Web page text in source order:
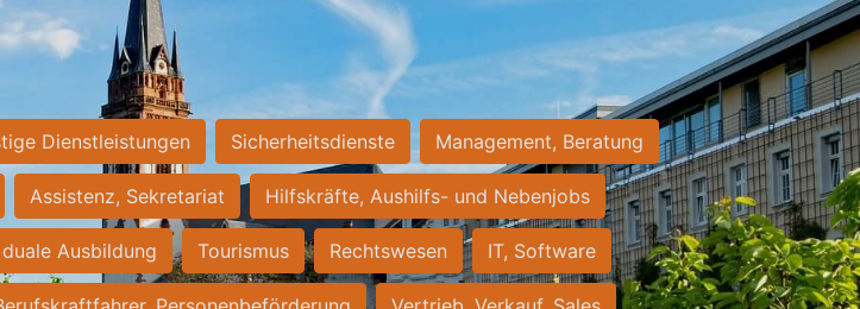
Dienstleistungen Sicherheitsdienste Management, Beratung
Assistenz, Sekretariat Hilfskräfte, Aushilfs- und Nebenjobs
Ausbildung Tourismus Rechtswesen IT, Software